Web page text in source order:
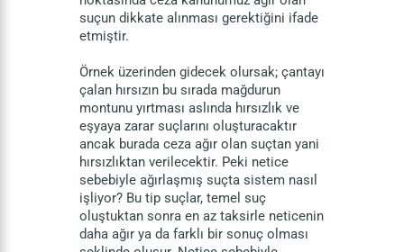
suçun dikkate alınması gerektiğini ifade
etmiştir.
Örnek üzerinden gidecek olursak; çantayı
çalan hırsızın bu sırada mağdurun
montunu yırtması aslında hırsızlık ve
eşyaya zarar suçlarını oluşturacaktır
ancak burada ceza ağır olan suçtan yani
hırsızlıktan verilecektir. Peki netice
sebebiyle ağırlaşmış suçta sistem nasıl
işliyor? Bu tip suçlar, temel suç
oluştuktan sonra en az taksirle neticenin
daha ağır ya da farklı bir sonuç olması